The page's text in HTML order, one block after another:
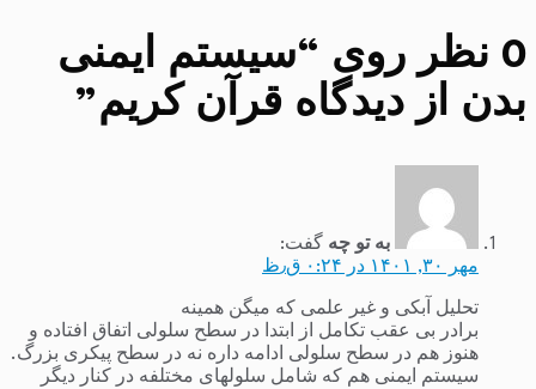
0 نظر روی “
سیستم ایمنی
بدن از دیدگاه قرآن کریم”
به تو چه گفت:
مهر ۳۰, ۱۴۰۱ در ۰:۲۴ ق٫ظ
تحلیل آبکی و غیر علمی که میگن همینه
برادر بی عقب تکامل از ابتدا در سطح سلولی اتفاق افتاده و
هنوز هم در سطح سلولی ادامه داره نه در سطح پیکری بزرگ.
سیستم ایمنی هم که شامل سلولهای مختلفه در کنار دیگر